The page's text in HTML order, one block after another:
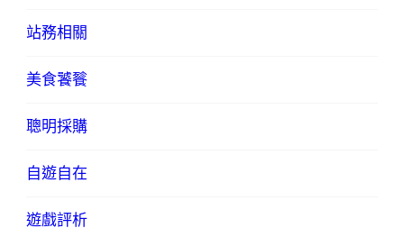
站務相關
美食饕餮
聰明採購
自遊自在
遊戲評析